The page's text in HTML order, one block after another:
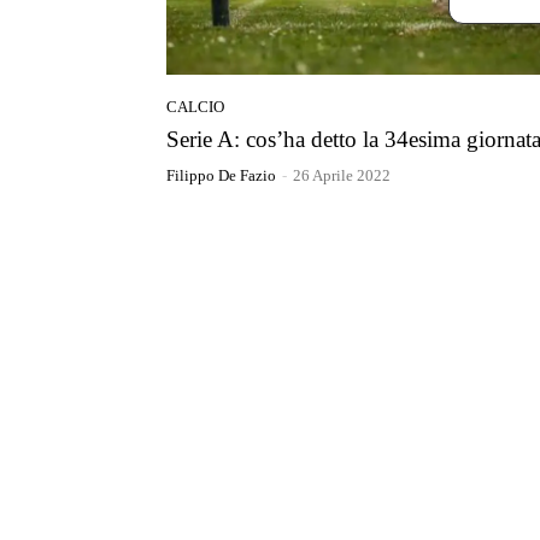
CALCIO
Serie A: cos’ha detto la 34esima
Filippo De Fazio - 26 Aprile 2022